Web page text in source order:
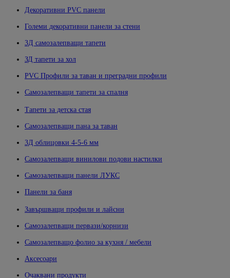
Декоративни PVC панели
Големи декоративни панели за стени
3Д самозалепващи тапети
ЗД тапети за хол
PVC Профили за таван и преградни профили
Самозалепващи тапети за спалня
Тапети за детска стая
Самозалепващи пана за таван
3Д облицовки 4-5-6 мм
Самозалепващи винилови подови настилки
Самозалепващи панели ЛУКС
Панели за баня
Завършващи профили и лайсни
Самозалепващи первази/корнизи
Самозалепващо фолио за кухня / мебели
Аксесоари
Очаквани продукти